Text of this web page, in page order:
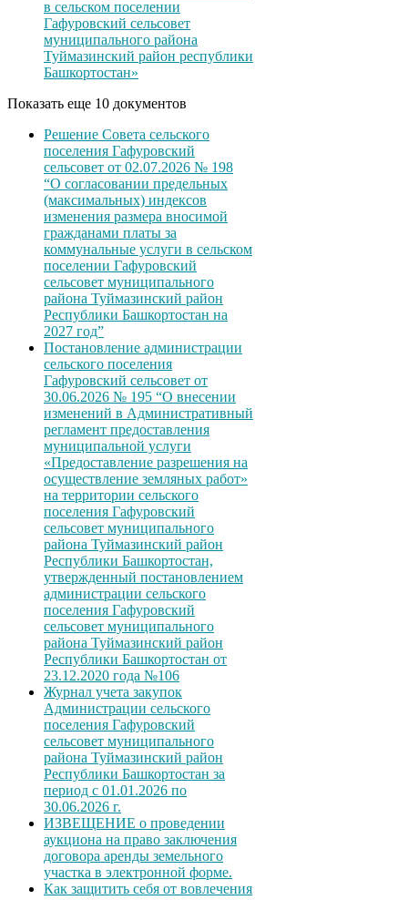
в сельском поселении
Гафуровский сельсовет
муниципального района
Туймазинский район республики
Башкортостан»
Показать еще 10 документов
Решение Совета сельского
поселения Гафуровский
сельсовет от 02.07.2026 № 198
“О согласовании предельных
(максимальных) индексов
изменения размера вносимой
гражданами платы за
коммунальные услуги в сельском
поселении Гафуровский
сельсовет муниципального
района Туймазинский район
Республики Башкортостан на
2027 год”
Постановление администрации
сельского поселения
Гафуровский сельсовет от
30.06.2026 № 195 “О внесении
изменений в Административный
регламент предоставления
муниципальной услуги
«Предоставление разрешения на
осуществление земляных работ»
на территории сельского
поселения Гафуровский
сельсовет муниципального
района Туймазинский район
Республики Башкортостан,
утвержденный постановлением
администрации сельского
поселения Гафуровский
сельсовет муниципального
района Туймазинский район
Республики Башкортостан от
23.12.2020 года №106
Журнал учета закупок
Администрации сельского
поселения Гафуровский
сельсовет муниципального
района Туймазинский район
Республики Башкортостан за
период с 01.01.2026 по
30.06.2026 г.
ИЗВЕЩЕНИЕ о проведении
аукциона на право заключения
договора аренды земельного
участка в электронной форме.
Как защитить себя от вовлечения